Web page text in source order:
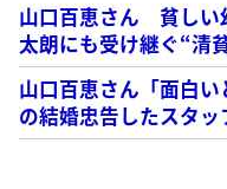
山口百恵さん 貧しい
太朗にも受け継ぐ“清
山口百恵さん「面白
の結婚忠告したスタ